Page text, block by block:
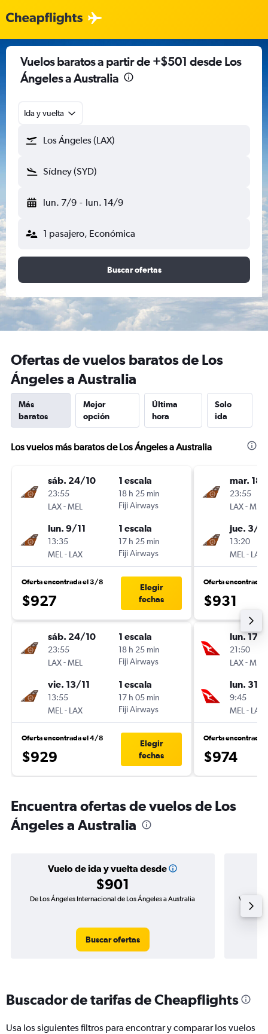
Vuelos baratos a partir de +$501 desde Los
Ángeles a Australia
Ida y vuelta
Los Ángeles (LAX)
Sídney (SYD)
lun. 7/9 - lun. 14/9
1 pasajero, Económica
Buscar ofertas
Ofertas de vuelos baratos de Los
Ángeles a Australia
Más
baratos
Mejor
opción
Última
hora
Solo
ida
Los vuelos más baratos de Los Ángeles a Australia
sáb. 24/10
23:55
LAX-MEL
1 escala
18 h 25 min
Fiji Airways
lun. 9/11
13:35
MEL - LAX
1 escala
17 h 25 min
Fiji Airways
Oferta encontrada el 3/8
$927
Elegir
fechas
sáb. 24/10
23:55
LAX-MEL
1 escala
18 h 25 min
Fiji Airways
vie. 13/11
13:55
MEL - LAX
1 escala
17 h 05 min
Fiji Airways
Oferta encontrada el 4/8
$929
Elegir
fechas
mar.
23:55
LAX-MEL
jue. 3/9
13:20
MEL - LAX
Oferta encontrada
$931
lun. 17/
21:50
LAX-MEL
lun. 31/
9:45
MEL - LAX
Oferta encontrada
$974
Encuentra ofertas de vuelos de Los
Ángeles a Australia
Vuelo de ida y vuelta desde
$901
De Los Ángeles Internacional de Los Ángeles a Australia
Buscar ofertas
Vuelo de
Buscador de tarifas de Cheapflights
Usa los siguientes filtros para encontrar y comparar los vuelos